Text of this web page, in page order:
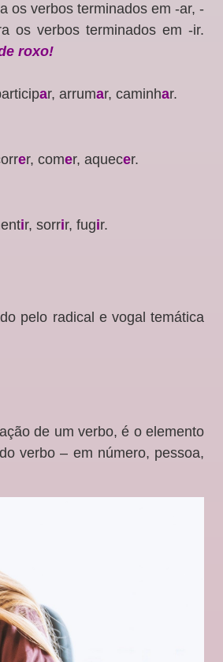
os verbos terminados em -ar, -
os verbos terminados em -ir.
roxo!
ar, arrumar, caminhar.
er, comer, aquecer.
ir, sorrir, fugir.
pelo radical e vogal temática
de um verbo, é o elemento
verbo – em número, pessoa,